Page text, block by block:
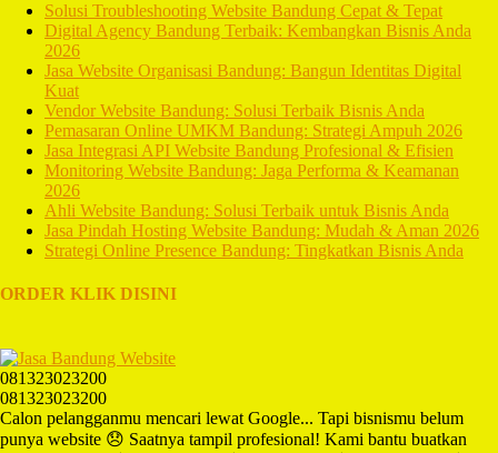
Solusi Troubleshooting Website Bandung Cepat & Tepat
Digital Agency Bandung Terbaik: Kembangkan Bisnis Anda
2026
Jasa Website Organisasi Bandung: Bangun Identitas Digital
Kuat
Vendor Website Bandung: Solusi Terbaik Bisnis Anda
Pemasaran Online UMKM Bandung: Strategi Ampuh 2026
Jasa Integrasi API Website Bandung Profesional & Efisien
Monitoring Website Bandung: Jaga Performa & Keamanan
2026
Ahli Website Bandung: Solusi Terbaik untuk Bisnis Anda
Jasa Pindah Hosting Website Bandung: Mudah & Aman 2026
Strategi Online Presence Bandung: Tingkatkan Bisnis Anda
ORDER KLIK DISINI
081323023200
081323023200
Calon pelangganmu mencari lewat Google... Tapi bisnismu belum
punya website 😞 Saatnya tampil profesional! Kami bantu buatkan